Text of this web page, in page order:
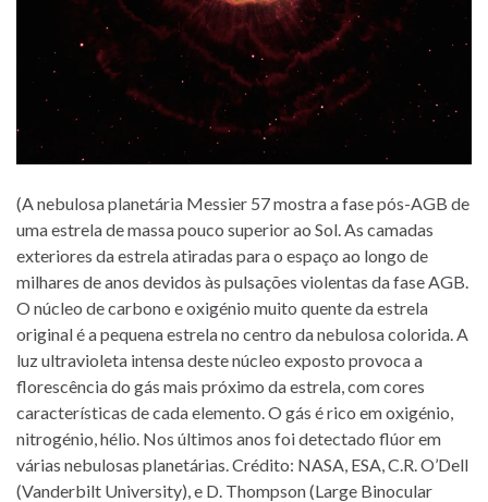
(A nebulosa planetária Messier 57 mostra a fase pós-AGB de
uma estrela de massa pouco superior ao Sol. As camadas
exteriores da estrela atiradas para o espaço ao longo de
milhares de anos devidos às pulsações violentas da fase AGB.
O núcleo de carbono e oxigénio muito quente da estrela
original é a pequena estrela no centro da nebulosa colorida. A
luz ultravioleta intensa deste núcleo exposto provoca a
florescência do gás mais próximo da estrela, com cores
características de cada elemento. O gás é rico em oxigénio,
nitrogénio, hélio. Nos últimos anos foi detectado flúor em
várias nebulosas planetárias. Crédito: NASA, ESA, C.R. O’Dell
(Vanderbilt University), e D. Thompson (Large Binocular